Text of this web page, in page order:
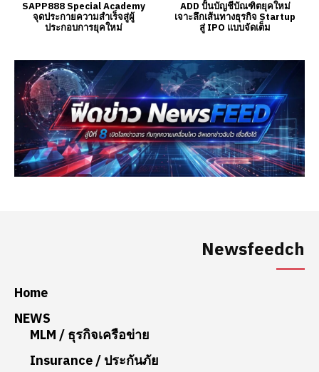
Newsfeedch
Home
NEWS
MLM / ธุรกิจเครือข่าย
Insurance / ประกันภัย